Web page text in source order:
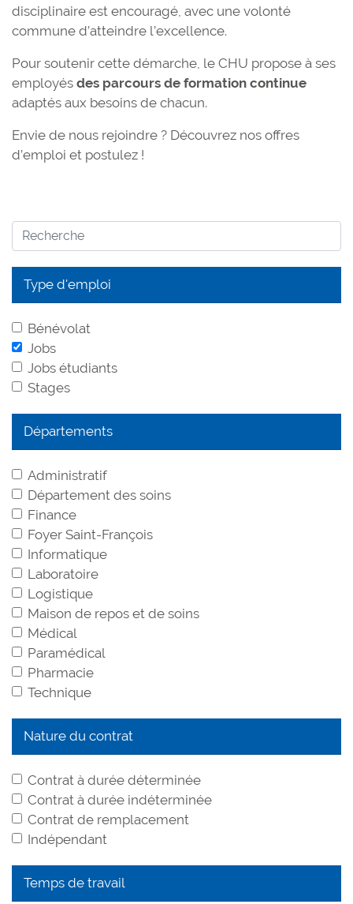
disciplinaire est encouragé, avec une volonté
commune d’atteindre l’excellence.
Pour soutenir cette démarche, le CHU propose à ses
employés des parcours de formation continue
adaptés aux besoins de chacun.
Envie de nous rejoindre ? Découvrez nos offres
d’emploi et postulez !
Type d'emploi
Bénévolat
Jobs
Jobs étudiants
Stages
Départements
Administratif
Département des soins
Finance
Foyer Saint-François
Informatique
Laboratoire
Logistique
Maison de repos et de soins
Médical
Paramédical
Pharmacie
Technique
Nature du contrat
Contrat à durée déterminée
Contrat à durée indéterminée
Contrat de remplacement
Indépendant
Temps de travail